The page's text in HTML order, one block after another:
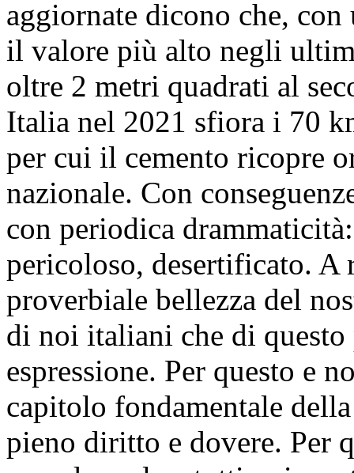
aggiornate dicono che,
il valore più alto negli
oltre 2 metri quadrati al
Italia nel 2021 sfiora i 70
per cui il cemento ricopre
nazionale. Con
con periodica
pericoloso, desertificato. A
proverbiale bellezza del
di noi italiani che di questo
espressione. Per questo e
capitolo fondamentale
pieno diritto e dovere. Per